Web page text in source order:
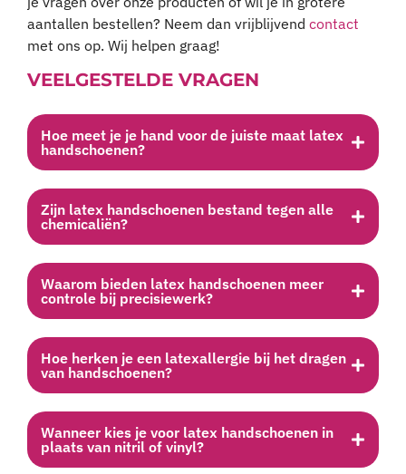
aantallen bestellen? Neem dan vrijblijvend contact
met ons op. Wij helpen graag!
VEELGESTELDE VRAGEN
Hoe meet je je hand voor de juiste maat latex
handschoenen?
Zijn latex handschoenen bestand tegen alle
chemicaliën?
Waarom bieden latex handschoenen meer
controle bij precisiewerk?
Hoe herken je een latexallergie bij het dragen
van handschoenen?
Wanneer kies je voor latex handschoenen in
plaats van nitril of vinyl?